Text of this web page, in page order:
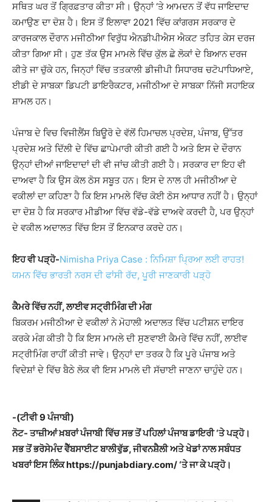
ਸਥਿਤ ਘਰ ਤੋਂ ਗ੍ਰਿਫ਼ਤਾਰ ਕੀਤਾ ਸੀ। ਉਨ੍ਹਾਂ ‘ਤੇ ਆਮਦਨ ਤੋਂ ਵੱਧ ਜਾਇਦਾਦ
ਕਮਾਉਣ ਦਾ ਦੋਸ਼ ਹੈ। ਇਸ ਤੋਂ ਇਲਾਵਾ 2021 ਵਿੱਚ ਕਾਂਗਰਸ ਸਰਕਾਰ ਦੇ
ਕਾਰਜਕਾਲ ਦੌਰਾਨ ਮਜੀਠੀਆ ਵਿਰੁੱਧ ਐਨਡੀਪੀਐਸ ਐਕਟ ਤਹਿਤ ਕੇਸ ਦਰਜ
ਕੀਤਾ ਗਿਆ ਸੀ। ਹੁਣ ਤੱਕ ਉਸ ਮਾਮਲੇ ਵਿੱਚ ਕੁੱਲ ਛੇ ਲੋਕਾਂ ਦੇ ਬਿਆਨ ਦਰਜ
ਕੀਤੇ ਜਾ ਚੁੱਕੇ ਹਨ, ਜਿਨ੍ਹਾਂ ਵਿੱਚ ਤਤਕਾਲੀ ਡੀਜੀਪੀ ਸਿਧਾਰਥ ਚਟੋਪਾਧਿਆਏ,
ਈਡੀ ਦੇ ਸਾਬਕਾ ਡਿਪਟੀ ਡਾਇਰੈਕਟਰ, ਮਜੀਠੀਆ ਦੇ ਸਾਬਕਾ ਨਿੱਜੀ ਸਹਾਇਕ
ਸ਼ਾਮਲ ਹਨ।
ਪੰਜਾਬ ਦੇ ਵਿਚ ਵਿਜੀਲੈਂਸ ਬਿਊਰੋ ਦੇ ਵੱਲੋਂ ਹਿਮਾਚਲ ਪ੍ਰਦੇਸ਼, ਪੰਜਾਬ, ਉੱਤਰ
ਪ੍ਰਦੇਸ਼ ਅਤੇ ਦਿੱਲੀ ਦੇ ਵਿੱਚ ਛਾਪੇਮਾਰੀ ਕੀਤੀ ਗਈ ਹੈ ਅਤੇ ਇਸ ਦੇ ਦੌਰਾਨ
ਉਨ੍ਹਾਂ ਦੀਆਂ ਜਾਇਦਾਦਾਂ ਦੀ ਵੀ ਜਾਂਚ ਕੀਤੀ ਗਈ ਹੈ। ਸਰਕਾਰ ਦਾ ਇਹ ਵੀ
ਦਾਅਵਾ ਹੈ ਕਿ ਉਸ ਕੋਲ ਠੋਸ ਸਬੂਤ ਹਨ। ਇਸ ਦੇ ਨਾਲ ਹੀ ਮਜੀਠੀਆ ਦੇ
ਵਕੀਲਾਂ ਦਾ ਕਹਿਣਾ ਹੈ ਕਿ ਇਸ ਮਾਮਲੇ ਵਿੱਚ ਕੋਈ ਠੋਸ ਆਧਾਰ ਨਹੀਂ ਹੈ। ਉਨ੍ਹਾਂ
ਦਾ ਦੋਸ਼ ਹੈ ਕਿ ਸਰਕਾਰ ਮੀਡੀਆ ਵਿੱਚ ਵੱਡੇ-ਵੱਡੇ ਦਾਅਵੇ ਕਰਦੀ ਹੈ, ਪਰ ਉਨ੍ਹਾਂ
ਦੇ ਵਕੀਲ ਅਦਾਲਤ ਵਿੱਚ ਇਸ ਤੋਂ ਇਨਕਾਰ ਕਰਦੇ ਹਨ।
ਇਹ ਵੀ ਪੜ੍ਹੋ-Nimisha Priya Case : ਨਿਮਿਸ਼ਾ ਪ੍ਰਿਆ ਲਈ ਰਾਹਤ!
ਯਮਨ ਵਿੱਚ ਭਾਰਤੀ ਨਰਸ ਦੀ ਫਾਂਸੀ ਰੱਦ, ਪੂਰੀ ਜਾਣਕਾਰੀ ਪੜ੍ਹੋ
ਕੈਮਰੇ ਵਿੱਚ ਨਹੀਂ, ਲਾਈਵ ਸਟ੍ਰੀਮਿੰਗ ਦੀ ਮੰਗ
ਬਿਕਰਮ ਮਜੀਠੀਆ ਦੇ ਵਕੀਲਾਂ ਨੇ ਮੋਹਾਲੀ ਅਦਾਲਤ ਵਿੱਚ ਪਟੀਸ਼ਨ ਦਾਇਰ
ਕਰਕੇ ਮੰਗ ਕੀਤੀ ਹੈ ਕਿ ਇਸ ਮਾਮਲੇ ਦੀ ਸੁਣਵਾਈ ਕੈਮਰੇ ਵਿੱਚ ਨਹੀਂ, ਲਾਈਵ
ਸਟ੍ਰੀਮਿੰਗ ਰਾਹੀਂ ਕੀਤੀ ਜਾਵੇ। ਉਨ੍ਹਾਂ ਦਾ ਤਰਕ ਹੈ ਕਿ ਪੂਰੇ ਪੰਜਾਬ ਅਤੇ
ਵਿਦੇਸ਼ਾਂ ਦੇ ਵਿੱਚ ਬੈਠੇ ਲੋਕ ਵੀ ਇਸ ਮਾਮਲੇ ਦੀ ਸੱਚਾਈ ਜਾਣਨਾ ਚਾਹੁੰਦੇ ਹਨ।
-(ਟੀਵੀ 9 ਪੰਜਾਬੀ)
ਨੋਟ- ਤਾਜ਼ੀਆਂ ਖ਼ਬਰਾਂ ਪੰਜਾਬੀ ਵਿੱਚ ਸਭ ਤੋਂ ਪਹਿਲਾਂ ਪੰਜਾਬ ਡਾਇਰੀ ‘ਤੇ ਪੜ੍ਹੋ।
ਸਭ ਤੋਂ ਭਰੋਸੇਮੰਦ ਵੈੱਬਸਾਈਟ ਬਾਲੀਵੁੱਡ, ਜੀਵਨਸ਼ੈਲੀ ਅਤੇ ਖੇਡਾਂ ਨਾਲ ਸਬੰਧਤ
ਖਬਰਾਂ ਇਸ ਲਿੰਕ https://punjabdiary.com/ ‘ਤੇ ਜਾ ਕੇ ਪੜ੍ਹੋ।